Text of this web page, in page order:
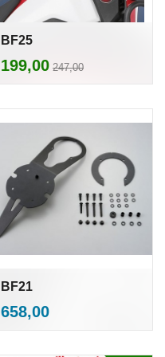
BF25
Tilbud
199,00 247,00mva.
BF21
Pris
658,00